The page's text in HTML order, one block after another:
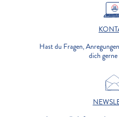
Hast du Fragen,
dich